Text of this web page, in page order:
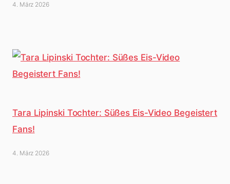
4. März 2026
Tara Lipinski Tochter: Süßes Eis-Video Begeistert
Fans!
4. März 2026